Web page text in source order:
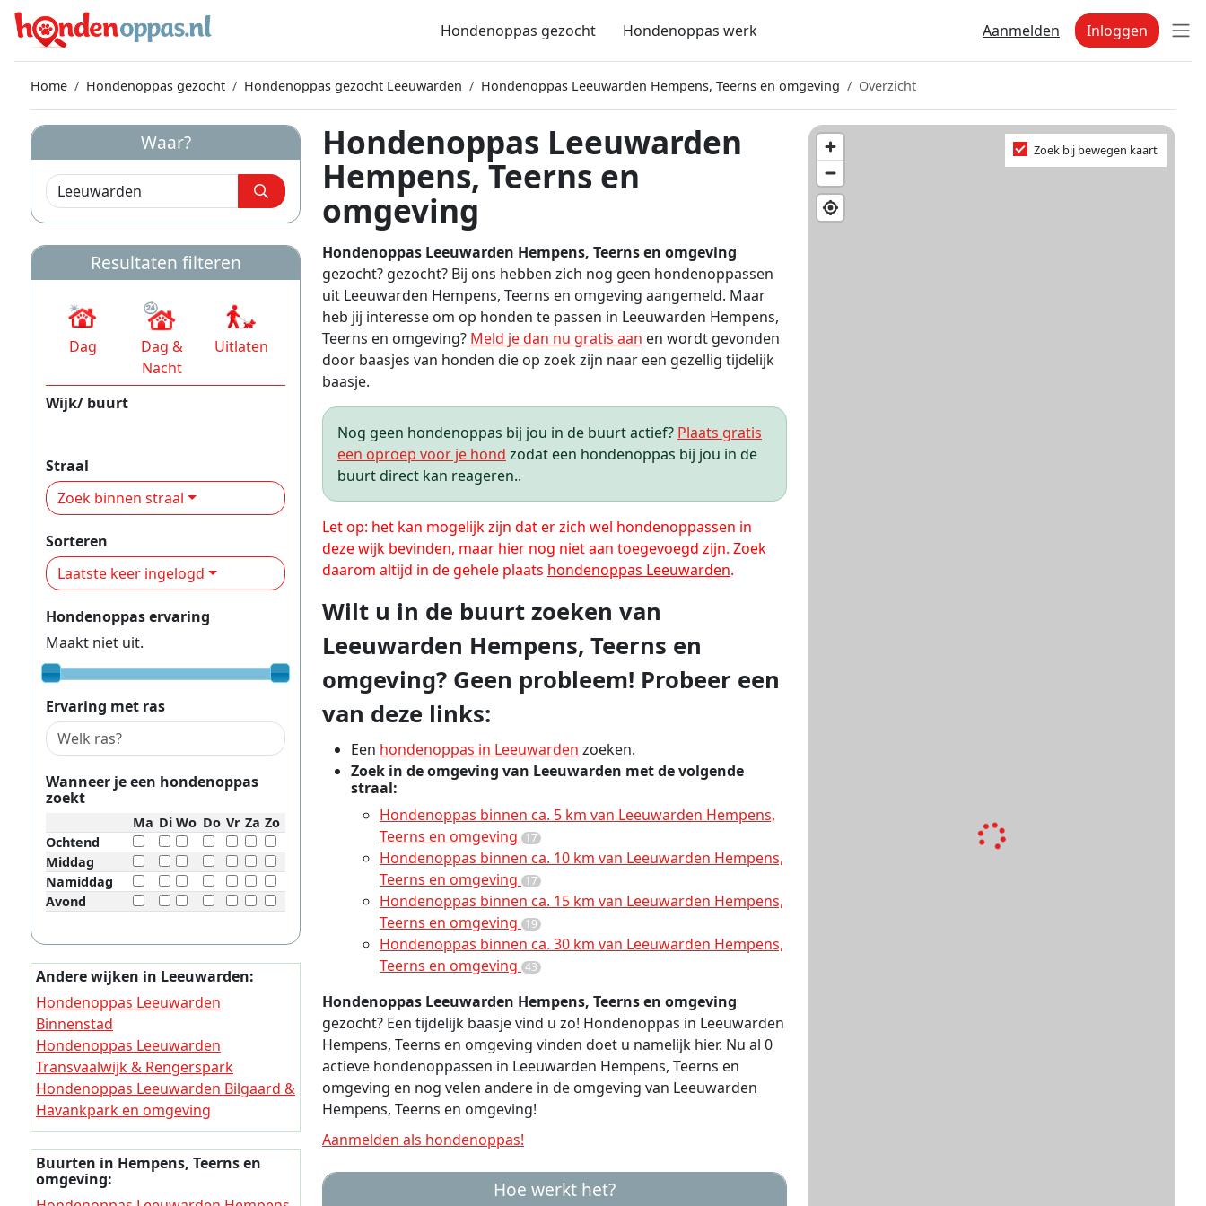
Hondenoppas gezocht Hondenoppas werk Aanmelden Inloggen
Home Hondenoppas gezocht Hondenoppas gezocht Leeuwarden Hondenoppas Leeuwarden Hempens, Teerns en omgeving Overzicht
Hondenoppas Leeuwarden
Hempens, Teerns en
omgeving
Hondenoppas Leeuwarden Hempens, Teerns en omgeving
gezocht? gezocht? Bij ons hebben zich nog geen hondenoppassen
uit Leeuwarden Hempens, Teerns en omgeving aangemeld. Maar
heb jij interesse om op honden te passen in Leeuwarden Hempens,
Teerns en omgeving? Meld je dan nu gratis aan en wordt gevonden
door baasjes van honden die op zoek zijn naar een gezellig tijdelijk
baasje.
Nog geen hondenoppas bij jou in de buurt actief? Plaats gratis
een oproep voor je hond zodat een hondenoppas bij jou in de
buurt direct kan reageren..
Let op: het kan mogelijk zijn dat er zich wel hondenoppassen in
deze wijk bevinden, maar hier nog niet aan toegevoegd zijn. Zoek
daarom altijd in de gehele plaats hondenoppas Leeuwarden.
Wilt u in de buurt zoeken van
Leeuwarden Hempens, Teerns en
omgeving? Geen probleem! Probeer een
van deze links:
Een hondenoppas in Leeuwarden zoeken.
Zoek in de omgeving van Leeuwarden met de volgende
straal:
Hondenoppas binnen ca. 5 km van Leeuwarden Hempens,
Teerns en omgeving 17
Hondenoppas binnen ca. 10 km van Leeuwarden Hempens,
Teerns en omgeving 17
Hondenoppas binnen ca. 15 km van Leeuwarden Hempens,
Teerns en omgeving 19
Hondenoppas binnen ca. 30 km van Leeuwarden Hempens,
Teerns en omgeving 43
Hondenoppas Leeuwarden Hempens, Teerns en omgeving
gezocht? Een tijdelijk baasje vind u zo! Hondenoppas in Leeuwarden
Hempens, Teerns en omgeving vinden doet u namelijk hier. Nu al 0
actieve hondenoppassen in Leeuwarden Hempens, Teerns en
omgeving en nog velen andere in de omgeving van Leeuwarden
Hempens, Teerns en omgeving!
Aanmelden als hondenoppas!
Hoe werkt het?
Zoek bij bewegen kaart
Waar?
Resultaten filteren
Dag
Dag &
Nacht
Uitlaten
Wijk/ buurt
Straal
Zoek binnen straal
Sorteren
Laatste keer ingelogd
Hondenoppas ervaring
Maakt niet uit.
Ervaring met ras
Wanneer je een hondenoppas
zoekt
Ma Di Wo Do Vr Za Zo
Ochtend
Middag
Namiddag
Avond
Andere wijken in Leeuwarden:
Hondenoppas Leeuwarden
Binnenstad
Hondenoppas Leeuwarden
Transvaalwijk & Rengerspark
Hondenoppas Leeuwarden Bilgaard &
Havankpark en omgeving
Hondenoppas Leeuwarden
Vrijheidswijk
Hondenoppas Leeuwarden Lekkum
en omgeving
Buurten in Hempens, Teerns en
omgeving: